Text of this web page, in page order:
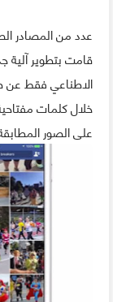
عدد من المصادر
قامت بتطوير آلية
الاطناعي فقط
خلال كلمات
على الصور